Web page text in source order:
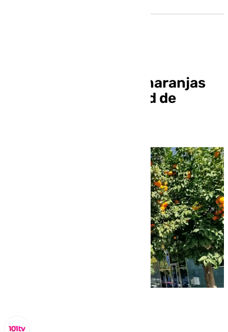
¿Para qué sirven las naranjas
que adornan la ciudad de